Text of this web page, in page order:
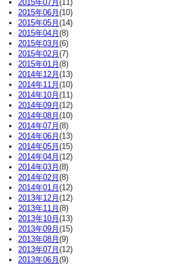
2015年07月(11)
2015年06月(10)
2015年05月(14)
2015年04月(8)
2015年03月(6)
2015年02月(7)
2015年01月(8)
2014年12月(13)
2014年11月(10)
2014年10月(11)
2014年09月(12)
2014年08月(10)
2014年07月(8)
2014年06月(13)
2014年05月(15)
2014年04月(12)
2014年03月(8)
2014年02月(8)
2014年01月(12)
2013年12月(12)
2013年11月(8)
2013年10月(13)
2013年09月(15)
2013年08月(9)
2013年07月(12)
2013年06月(9)